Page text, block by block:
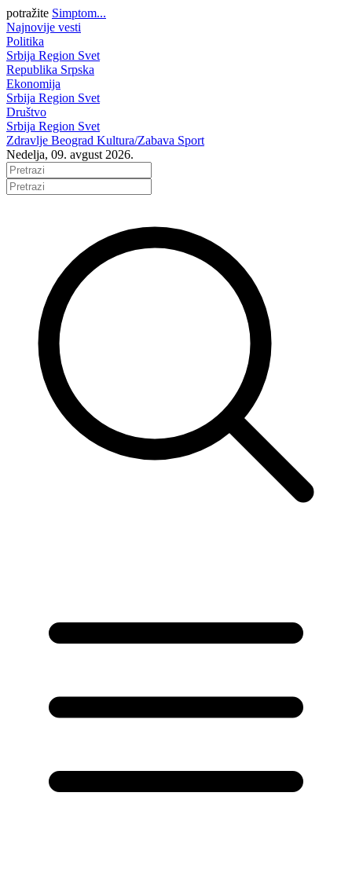
potražite Simptom...
Najnovije vesti
Politika
Srbija Region Svet
Republika Srpska
Ekonomija
Srbija Region Svet
Društvo
Srbija Region Svet
Zdravlje Beograd Kultura/Zabava Sport
Nedelja, 09. avgust 2026.